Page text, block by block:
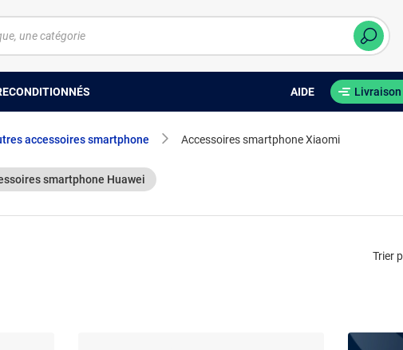
AIDE
accessoires smartphone Accessoires smartphone Xiaomi
smartphone Huawei
Trier